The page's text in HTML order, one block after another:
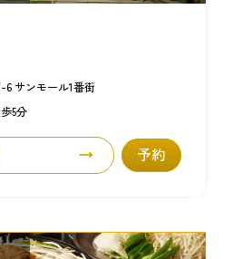
サンモール1番街
5分
予約